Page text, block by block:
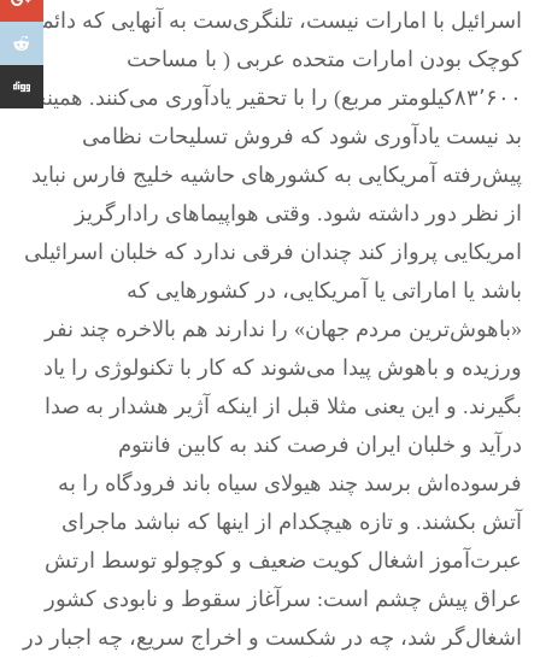
اسرائیل با امارات نیست، تلنگری‌ست به آنهایی که دائما
کوچک بودن امارات متحده عربی ( با مساحت
۸۳٬۶۰۰کیلومتر مربع) را با تحقیر یادآوری می‌کنند. همینجا
بد نیست یادآوری شود که فروش تسلیحات نظامی
پیش‌رفته آمریکایی به کشورهای حاشیه خلیج فارس نباید
از نظر دور داشته شود. وقتی هواپیماهای رادارگریز
امریکایی پرواز کند چندان فرقی ندارد که خلبان اسرائیلی
باشد یا اماراتی یا آمریکایی، در کشورهایی که
«باهوش‌ترین مردم جهان» را ندارند هم بالاخره چند نفر
ورزیده و باهوش پیدا می‌شوند که کار با تکنولوژی را یاد
بگیرند. و این یعنی مثلا قبل از اینکه آژیر هشدار به صدا
درآید و خلبان ایران فرصت کند به کابین فانتوم
فرسوده‌اش برسد چند هیولای سیاه باند فرودگاه را به
آتش بکشند. و تازه هیچکدام از اینها که نباشد ماجرای
عبرت‌آموز اشغال کویت ضعیف و کوچولو توسط ارتش
عراق پیش چشم است: سرآغاز سقوط و نابودی کشور
اشغال‌گر شد، چه در شکست و اخراج سریع، چه اجبار در